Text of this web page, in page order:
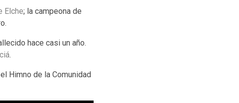
Elche; la campeona de
hace casi un año.
.
Himno de la Comunidad